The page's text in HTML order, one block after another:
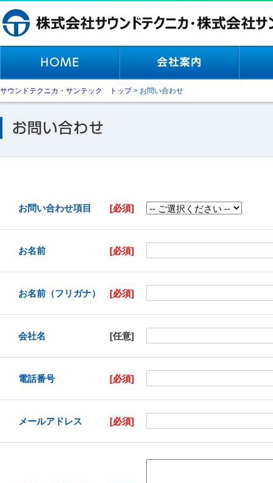
サウンドテクニカ・サンテック トップ > お問い合わせ
お問い合わせ項目 [必須]
お名前 [必須]
お名前（フリガナ） [必須]
会社名 [任意]
電話番号 [必須]
メールアドレス [必須]